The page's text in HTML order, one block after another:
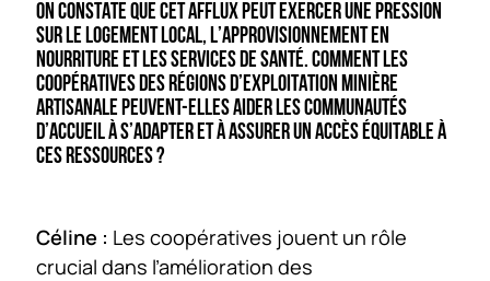
ON CONSTATE QUE CET AFFLUX PEUT EXERCER UNE PRESSION
SUR LE LOGEMENT LOCAL, L’APPROVISIONNEMENT EN
NOURRITURE ET LES SERVICES DE SANTÉ. COMMENT LES
COOPÉRATIVES DES RÉGIONS D’EXPLOITATION MINIÈRE
ARTISANALE PEUVENT-ELLES AIDER LES COMMUNAUTÉS
D’ACCUEIL À S’ADAPTER ET À ASSURER UN ACCÈS ÉQUITABLE À
CES RESSOURCES ?
Céline : Les coopératives jouent un rôle
crucial dans l’amélioration des